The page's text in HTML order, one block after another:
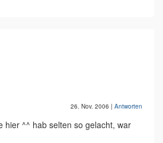
26. Nov. 2006 | Antworten
hier ^^ hab selten so gelacht, war